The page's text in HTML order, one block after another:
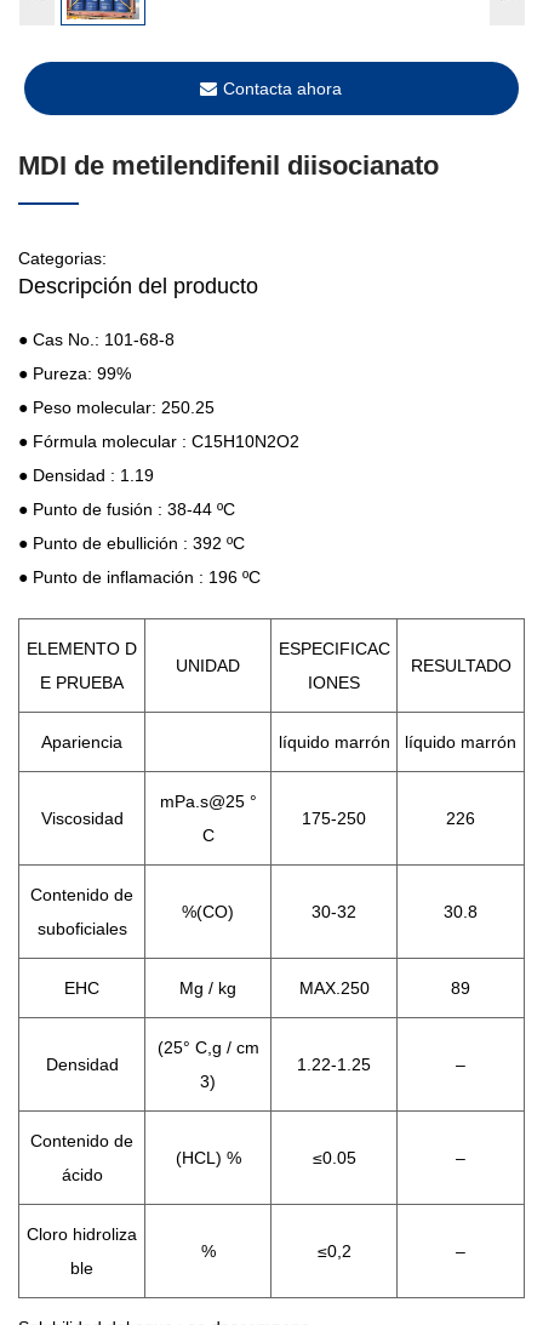
Contacta ahora
MDI de metilendifenil diisocianato
Categorias:
Descripción del producto
● Cas No.: 101-68-8
● Pureza: 99%
● Peso molecular: 250.25
● Fórmula molecular : C15H10N2O2
● Densidad : 1.19
● Punto de fusión : 38-44 ºC
● Punto de ebullición : 392 ºC
● Punto de inflamación : 196 ºC
ELEMENTO D
E PRUEBA
UNIDAD
ESPECIFICAC
IONES
RESULTADO
Apariencia líquido marrón líquido marrón
Viscosidad
mPa.s@25 °
C
175-250 226
Contenido de
suboficiales
%(CO) 30-32 30.8
EHC Mg / kg MAX.250 89
Densidad
(25° C,g / cm
3)
1.22-1.25 –
Contenido de
ácido
(HCL) % ≤0.05 –
Cloro hidroliza
ble
% ≤0,2 –